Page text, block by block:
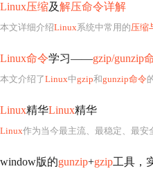
Linux压缩及解压命令详解
本文详细介绍Linux系统中常用的压缩
Linux命令学习——gzip/gunzip
本文介绍了Linux中gzip和gunzip命令
Linux精华Linux精华
Linux作为当今最主流、最稳定、最
window版的gunzip+gzip工具，